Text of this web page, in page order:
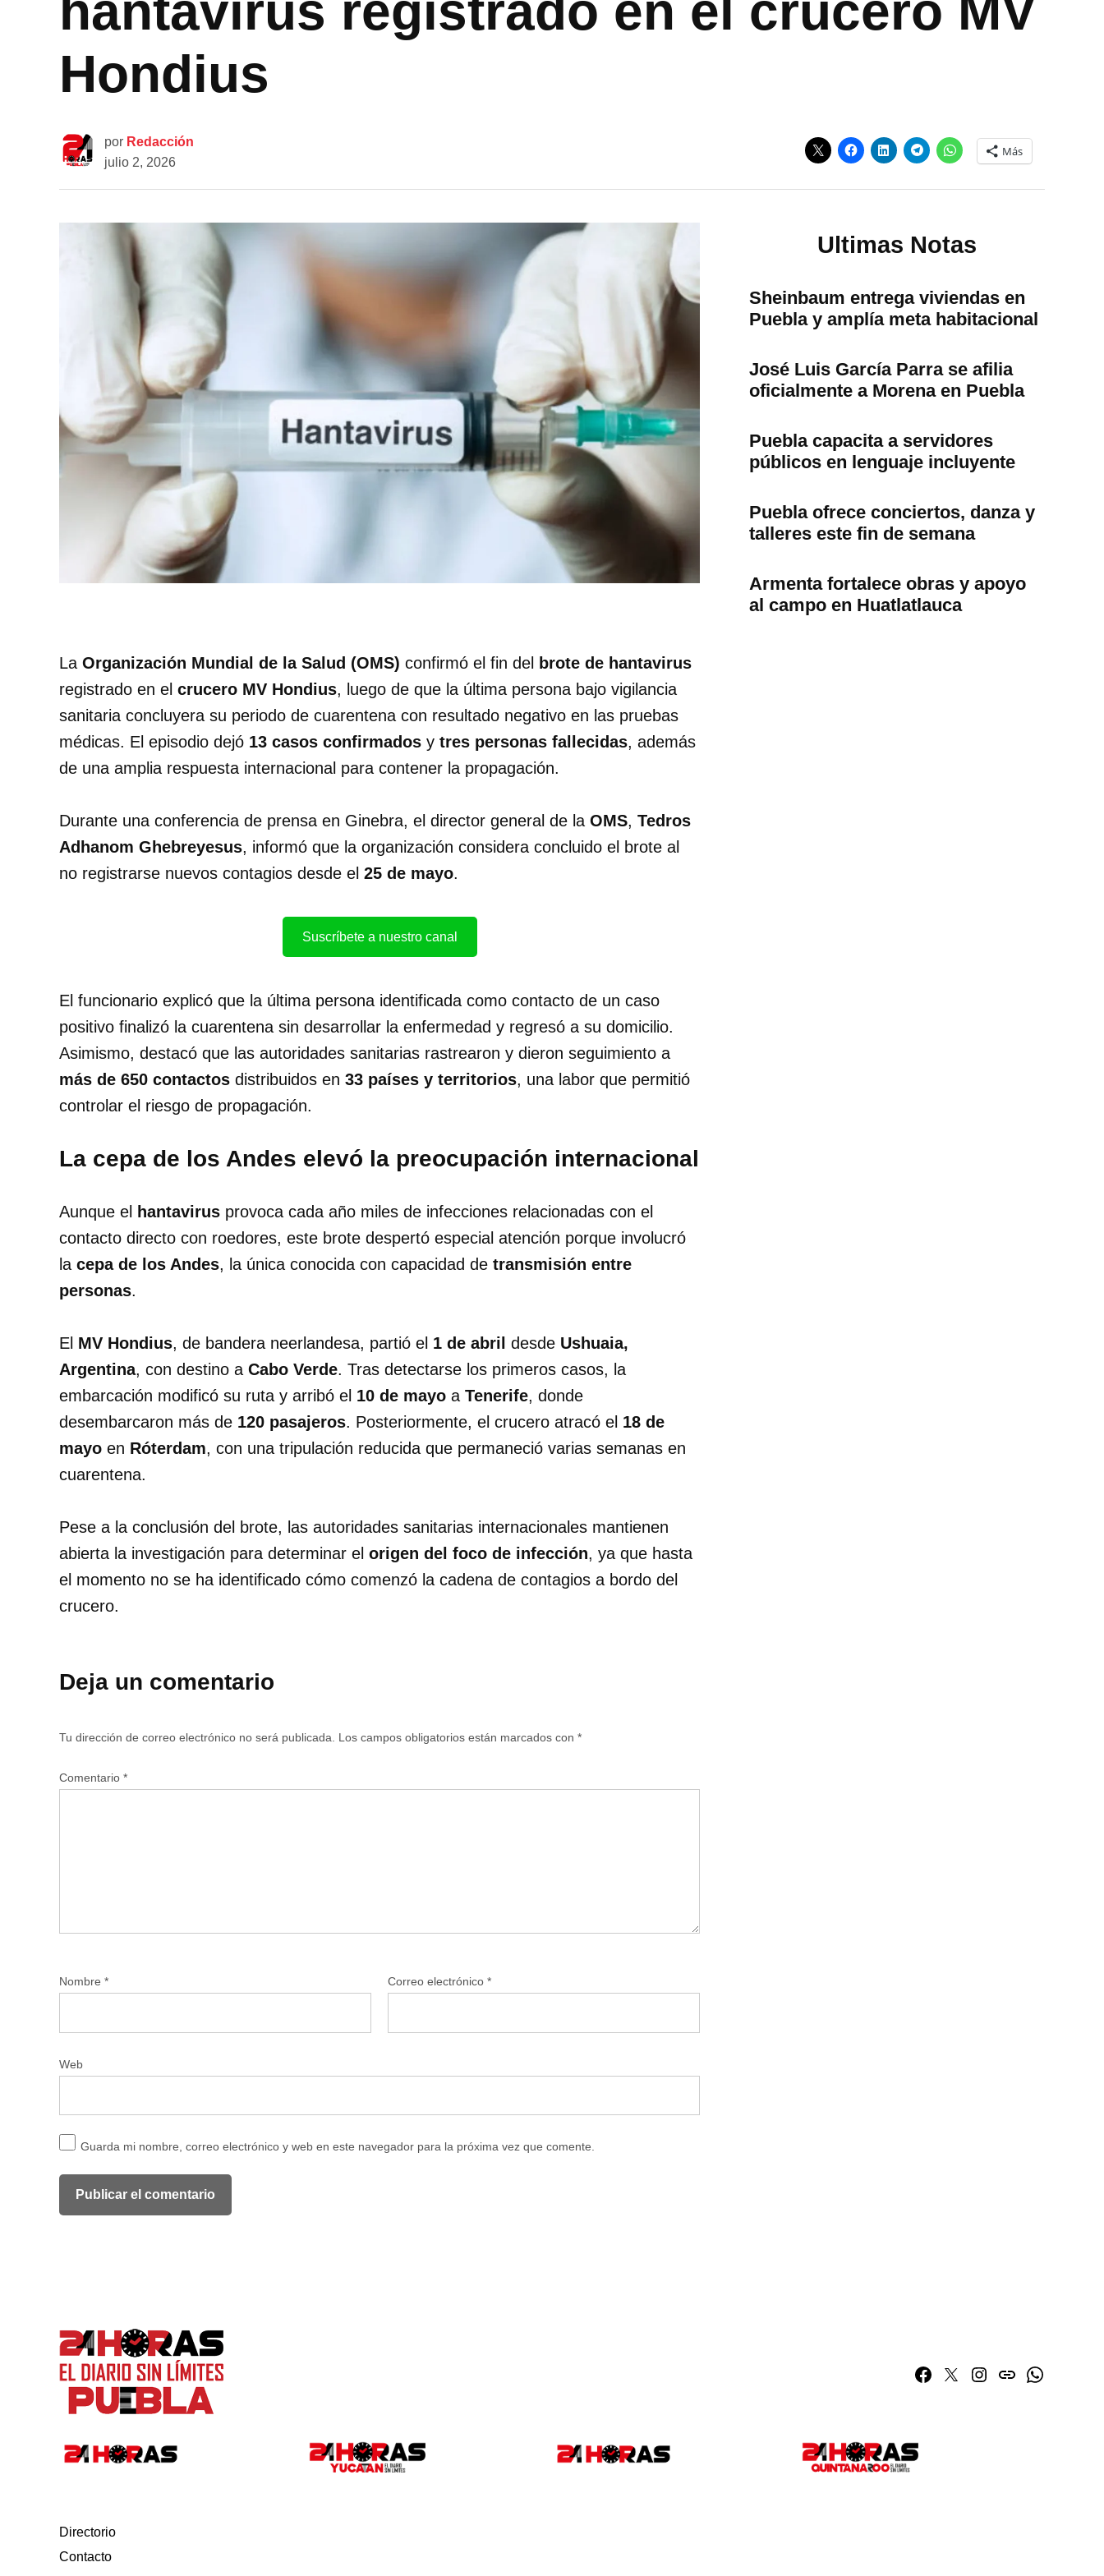
Hondius
por Redacción
julio 2, 2026
Más
La Organización Mundial de la Salud (OMS) confirmó el fin del
brote de hantavirus
registrado en el crucero MV Hondius, luego de que la última persona bajo vigilancia
sanitaria concluyera su periodo de cuarentena con resultado negativo en las pruebas
médicas. El episodio dejó 13 casos confirmados y tres personas fallecidas, además
de una amplia respuesta internacional para contener la propagación.
Durante una conferencia de prensa en Ginebra, el director general de la OMS, Tedros
Adhanom Ghebreyesus, informó que la organización considera concluido el brote al
no registrarse nuevos contagios desde el 25 de mayo.
Suscríbete a nuestro canal
El funcionario explicó que la última persona identificada como contacto de un caso
positivo finalizó la cuarentena sin desarrollar la enfermedad y regresó a su domicilio.
Asimismo, destacó que las autoridades sanitarias rastrearon y dieron seguimiento a
más de 650 contactos distribuidos en 33 países y territorios, una labor que permitió
controlar el riesgo de propagación.
La cepa de los Andes elevó la preocupación internacional
Aunque el hantavirus provoca cada año miles de infecciones relacionadas con el
contacto directo con roedores, este brote despertó especial atención porque involucró
la cepa de los Andes, la única conocida con capacidad de transmisión entre
personas.
El MV Hondius, de bandera neerlandesa, partió el 1 de abril desde Ushuaia,
Argentina, con destino a Cabo Verde. Tras detectarse los primeros casos, la
embarcación modificó su ruta y arribó el 10 de mayo a Tenerife, donde
desembarcaron más de 120 pasajeros. Posteriormente, el crucero atracó el 18 de
mayo en Róterdam, con una tripulación reducida que permaneció varias semanas en
cuarentena.
Pese a la conclusión del brote, las autoridades sanitarias internacionales mantienen
abierta la investigación para determinar el origen del foco de infección, ya que hasta
el momento no se ha identificado cómo comenzó la cadena de contagios a bordo del
crucero.
Deja un comentario
Tu dirección de correo electrónico no será publicada. Los campos obligatorios están marcados con *
Comentario *
Nombre * Correo electrónico *
Web
Guarda mi nombre, correo electrónico y web en este navegador para la próxima vez que comente.
Ultimas Notas
Sheinbaum entrega viviendas en
Puebla y amplía meta habitacional
José Luis García Parra se afilia
oficialmente a Morena en Puebla
Puebla capacita a servidores
públicos en lenguaje incluyente
Puebla ofrece conciertos, danza y
talleres este fin de semana
Armenta fortalece obras y apoyo
al campo en Huatlatlauca
Facebook
TwitterInstagram
issuuWhatsapp
Directorio
Contacto